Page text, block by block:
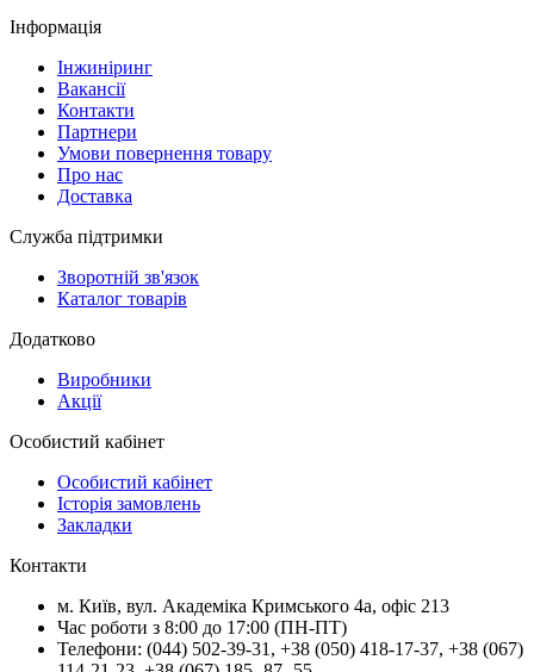
Інформація
Інжиніринг
Вакансії
Контакти
Партнери
Умови повернення товару
Про нас
Доставка
Служба підтримки
Зворотній зв'язок
Каталог товарів
Додатково
Виробники
Акції
Особистий кабінет
Особистий кабінет
Історія замовлень
Закладки
Контакти
м. Київ, вул. Академіка Кримського 4а, офіс 213
Час роботи з 8:00 до 17:00 (ПН-ПТ)
Телефони: (044) 502-39-31 , +38 (050) 418-17-37, +38 (067)